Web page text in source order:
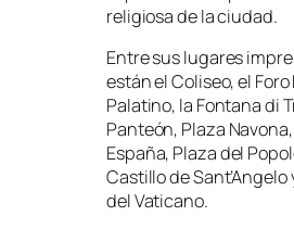
religiosa de la ciudad.
Entre sus lugares
están el Coliseo, el Foro
Palatino, la Fontana di
Panteón, Plaza
España, Plaza del
Castillo de Sant’Angelo
del Vaticano.